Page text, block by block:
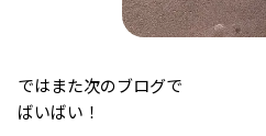
ではまた次のブログで
ばいばい！